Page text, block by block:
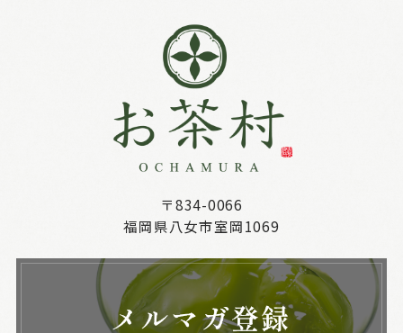
〒834-0066
福岡県八女市室岡1069